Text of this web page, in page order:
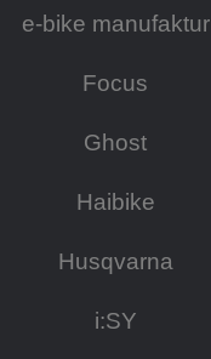
e-bike manufaktur
Focus
Ghost
Haibike
Husqvarna
i:SY